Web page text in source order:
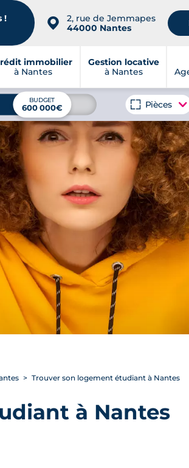
!
📍
2, rue de Jemmapes
44000 Nantes
immobilier
à Nantes
Gestion locative
à Nantes
BUDGET
600 000€ Pièces
Trouver son logement étudiant à Nantes
à Nantes